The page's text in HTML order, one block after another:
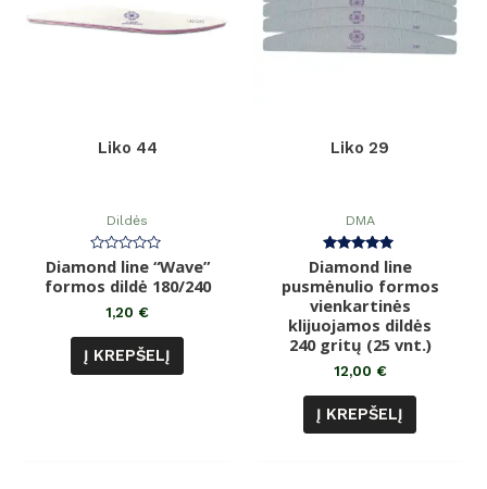
Liko 44
Dildės
Įvertinimas:
0
iš
Diamond line “Wave”
formos dildė 180/240
1,20 €
Į KREPŠELĮ
Liko 29
DMA
Įvertinimas:
5.00
iš 5
Diamond line
pusmėnulio formos
vienkartinės
klijuojamos dildės
240 gritų (25 vnt.)
12,00 €
Į KREPŠELĮ